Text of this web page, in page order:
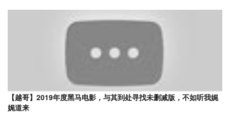
【越哥】2019年度黑马电影，与其到处寻找未删减版，不如听我娓
娓道来